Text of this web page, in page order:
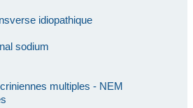
idiopathique
sodium
multiples - NEM